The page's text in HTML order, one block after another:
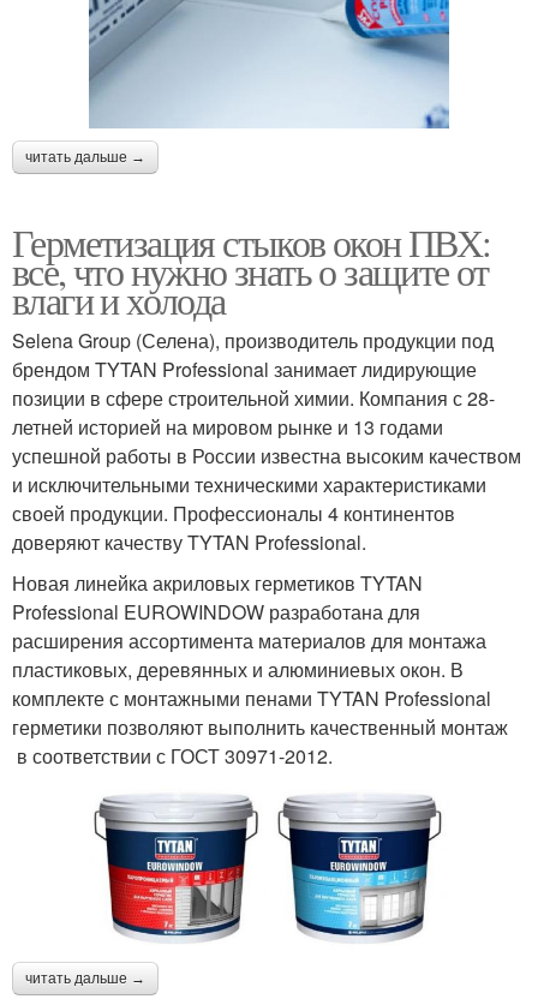
читать дальше →
Герметизация стыков окон ПВХ:
все, что нужно знать о защите от
влаги и холода
Selena Group (Селена), производитель продукции под
брендом TYTAN Professional занимает лидирующие
позиции в сфере строительной химии. Компания с 28-
летней историей на мировом рынке и 13 годами
успешной работы в России известна высоким качеством
и исключительными техническими характеристиками
своей продукции. Профессионалы 4 континентов
доверяют качеству TYTAN Professional.
Новая линейка акриловых герметиков TYTAN
Professional EUROWINDOW разработана для
расширения ассортимента материалов для монтажа
пластиковых, деревянных и алюминиевых окон. В
комплекте с монтажными пенами TYTAN Professional
герметики позволяют выполнить качественный монтаж
в соответствии с ГОСТ 30971-2012.
читать дальше →